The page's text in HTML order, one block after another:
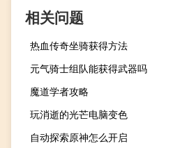
相关问题
热血传奇坐骑获得方法
元气骑士组队能获得武器吗
魔道学者攻略
玩消逝的光芒电脑变色
自动探索原神怎么开启